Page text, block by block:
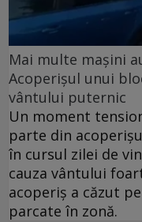
Mai multe mașini
Acoperișul unui
vântului puternic
Un moment
parte din
în cursul zilei de
cauza vântului
acoperiș a căzut
parcate în zonă.